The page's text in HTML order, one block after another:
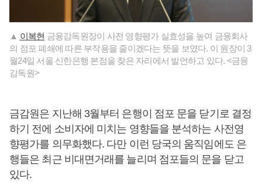
▲ 이복현 금융감독원장이 사전 영향평가 실효성을 높여 금융회사
의 점포 폐쇄에 따른 부작용을 줄이겠다는 뜻을 보였다. 이 원장이 3
월24일 서울 신한은행 본점을 찾은 자리에서 발언하고 있다. <금융
감독원>
금감원은 지난해 3월부터 은행이 점포 문을 닫기로 결정
하기 전에 소비자에 미치는 영향들을 분석하는 사전영
향평가를 의무화했다. 다만 이런 당국의 움직임에도 은
행들은 최근 비대면거래를 늘리며 점포들의 문을 닫고
있다.